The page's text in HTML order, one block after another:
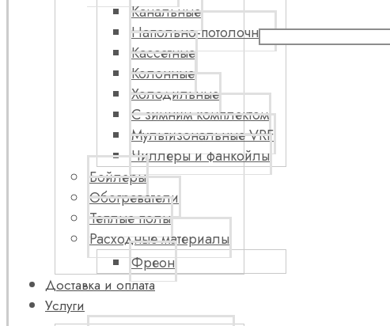
Канальные
Напольно-потолочные
Кассетные
Колонные
Холодильные
С зимним комплектом
Мультизональные VRF
Чиллеры и фанкойлы
Бойлеры
Обогреватели
Теплые полы
Расходные материалы
Фреон
Доставка и оплата
Услуги